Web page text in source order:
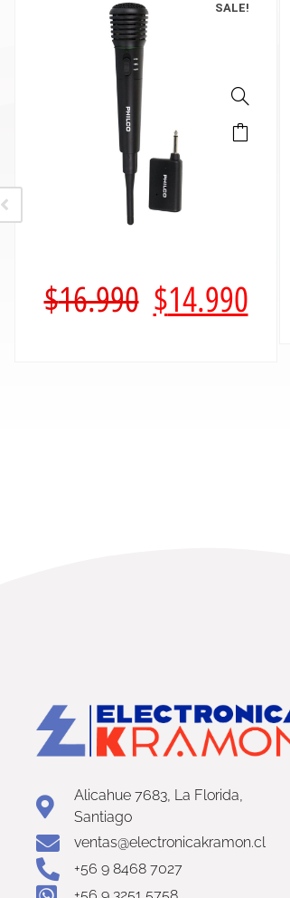
SALE!
$16.990 $14.990
Alicahue 7683, La Florida,
Santiago
ventas@electronicakramon.cl
+56 9 8468 7027